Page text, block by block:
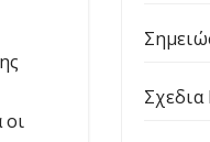
οι